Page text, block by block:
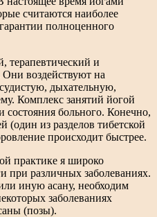
считаются наиболее
полноценного
терапевтический и
Они воздействуют на
дыхательную,
Комплекс занятий йогой
состояния больного. Конечно,
(один из разделов тибетской
происходит быстрее.
практике я широко
при различных заболеваниях.
иную асану, необходим
заболеваниях
(позы).